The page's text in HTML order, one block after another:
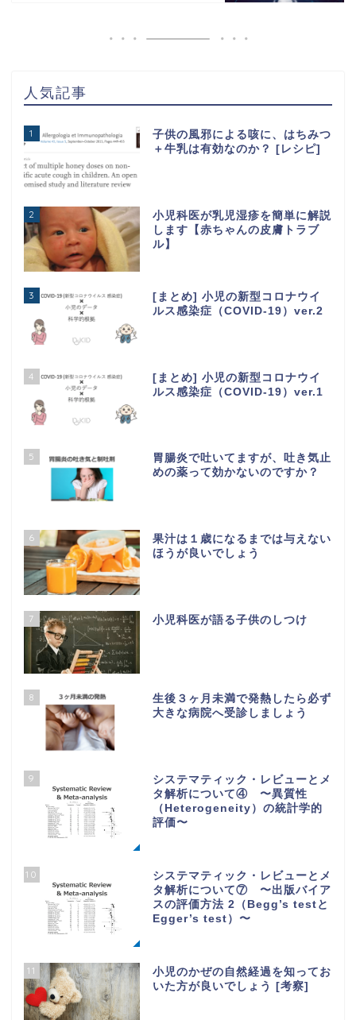
人気記事
1
子供の風邪による咳に、はちみつ
＋牛乳は有効なのか？ [レシピ]
2
小児科医が乳児湿疹を簡単に解説
します【赤ちゃんの皮膚トラブ
ル】
3
[まとめ] 小児の新型コロナウイ
ルス感染症（COVID-19）ver.2
4
[まとめ] 小児の新型コロナウイ
ルス感染症（COVID-19）ver.1
5
胃腸炎で吐いてますが、吐き気止
めの薬って効かないのですか？
6
果汁は１歳になるまでは与えない
ほうが良いでしょう
7 小児科医が語る子供のしつけ
8
生後３ヶ月未満で発熱したら必ず
大きな病院へ受診しましょう
9
システマティック・レビューとメ
タ解析について④ 〜異質性
（Heterogeneity）の統計学的
評価〜
10
システマティック・レビューとメ
タ解析について⑦ 〜出版バイア
スの評価方法 2（Begg’s testと
Egger’s test）〜
11
小児のかぜの自然経過を知ってお
いた方が良いでしょう [考察]